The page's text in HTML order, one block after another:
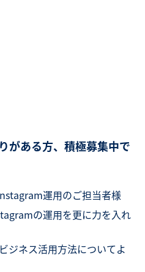
がある方、積極募集中で
運用のご担当者様
の運用を更に力を入れ
ジネス活用方法についてよ